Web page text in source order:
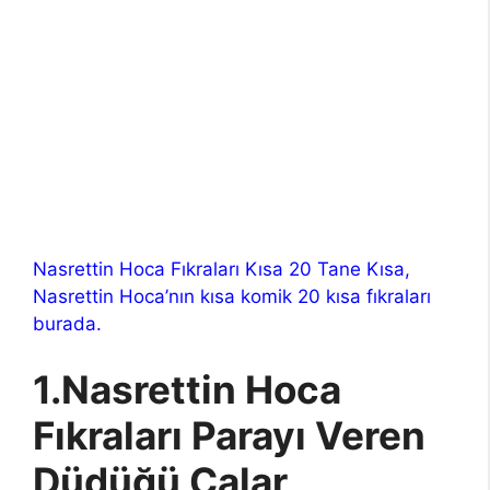
Nasrettin Hoca Fıkraları Kısa 20 Tane Kısa,
Nasrettin Hoca’nın kısa komik 20 kısa fıkraları
burada.
1.Nasrettin Hoca
Fıkraları Parayı Veren